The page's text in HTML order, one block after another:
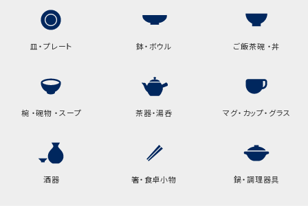
皿・プレート 鉢・ボウル ご飯茶碗 ・丼
椀 ・碗物 ・スープ 茶器・湯呑 マグ・カップ・グラス
酒器 箸・食卓小物 鍋・調理器具